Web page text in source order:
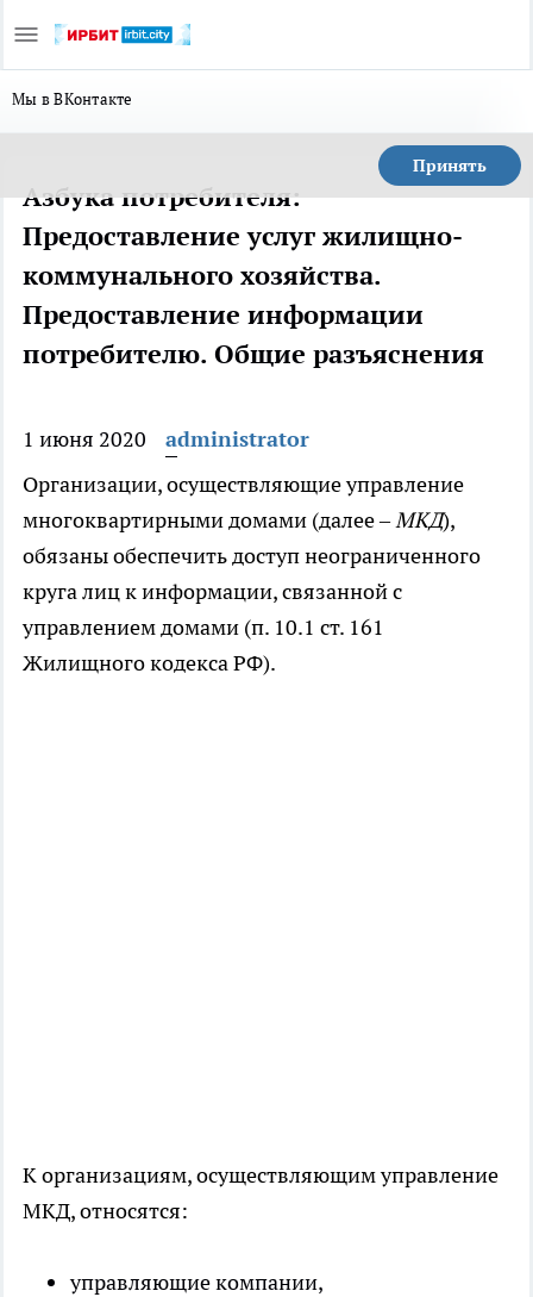
Мы в ВКонтакте
Принять
Азбука потребителя:
Предоставление услуг жилищно-
коммунального хозяйства.
Предоставление информации
потребителю. Общие разъяснения
1 июня 2020
administrator
Организации, осуществляющие управление
многоквартирными домами (далее –МКД),
обязаны обеспечить доступ неограниченного
круга лиц к информации, связанной с
управлением домами (п. 10.1 ст. 161
Жилищного кодекса РФ).
К организациям, осуществляющим управление
МКД, относятся:
управляющие компании,